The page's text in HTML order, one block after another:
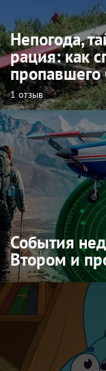
Непогода,
рация: как
пропавшего
1 отзыв
События
Втором и